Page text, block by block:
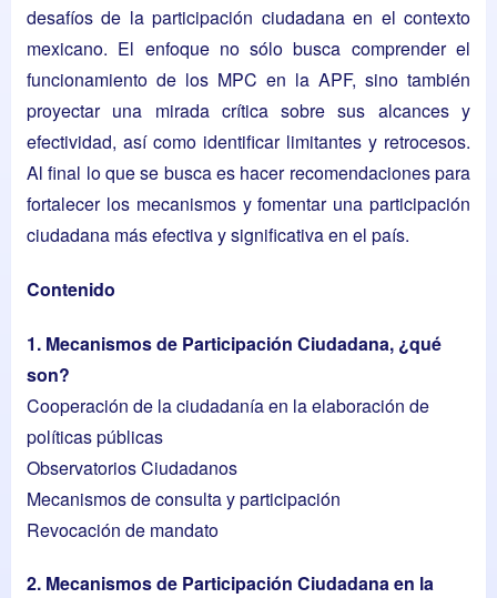
desafíos de la participación ciudadana en el contexto
mexicano. El enfoque no sólo busca comprender el
funcionamiento de los MPC en la APF, sino también
proyectar una mirada crítica sobre sus alcances y
efectividad, así como identificar limitantes y retrocesos.
Al final lo que se busca es hacer recomendaciones para
fortalecer los mecanismos y fomentar una participación
ciudadana más efectiva y significativa en el país.
Contenido
1. Mecanismos de Participación Ciudadana, ¿qué
son?
Cooperación de la ciudadanía en la elaboración de
políticas públicas
Observatorios Ciudadanos
Mecanismos de consulta y participación
Revocación de mandato
2. Mecanismos de Participación Ciudadana en la